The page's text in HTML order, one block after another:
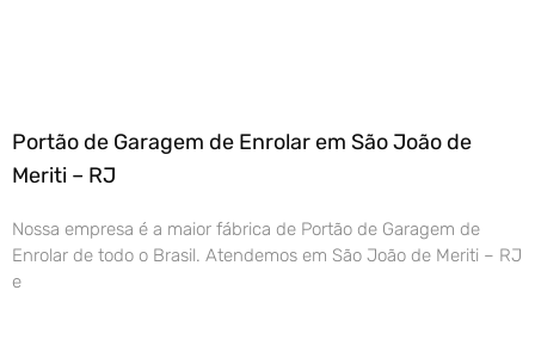
Portão de Garagem de Enrolar em São João de
Meriti – RJ
Nossa empresa é a maior fábrica de Portão de Garagem de
Enrolar de todo o Brasil. Atendemos em São João de Meriti – RJ
e